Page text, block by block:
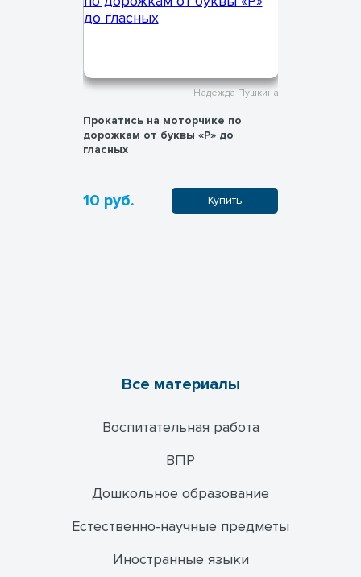
Надежда Пушкина
Прокатись на моторчике по
дорожкам от буквы «Р» до
гласных
10 руб. Купить
Все материалы
Воспитательная работа
ВПР
Дошкольное образование
Естественно-научные предметы
Иностранные языки